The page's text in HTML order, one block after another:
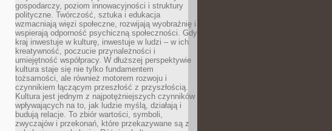
gospodarczy, poziom innowacyjności i struktury
polityczne. Twórczość, sztuka i edukacja
wzmacniają więzi społeczne, rozwijają wyobraźnię i
wspierają odporność psychiczną społeczności. Gdy
kraj inwestuje w kulturę, inwestuje w ludzi – w ich
kreatywność, poczucie przynależności i
umiejętność współpracy. W dłuższej perspektywie
kultura staje się nie tylko fundamentem
tożsamości, ale również motorem rozwoju i
czynnikiem łączącym przeszłość z przyszłością.
Kultura jest jednym z najpotężniejszych czynników
wpływających na to, jak ludzie myślą, działają i
budują relacje. To zbiór wartości, symboli,
zwyczajów i przekonań, które przekazywane są z